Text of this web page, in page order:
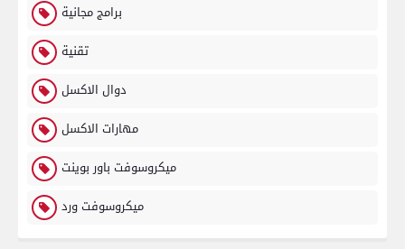
برامج مجانية
تقنية
دوال الاكسل
مهارات الاكسل
ميكروسوفت باور بوينت
ميكروسوفت ورد